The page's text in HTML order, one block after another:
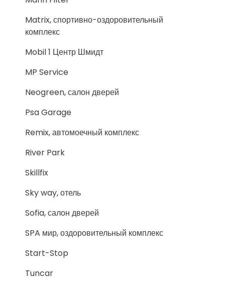
Matrix, спортивно-оздоровительный
комплекс
Mobil 1 Центр Шмидт
MP Service
Neogreen, салон дверей
Psa Garage
Remix, автомоечный комплекс
River Park
Skillfix
Sky way, отель
Sofia, салон дверей
SPA мир, оздоровительный комплекс
Start-Stop
Tuncar